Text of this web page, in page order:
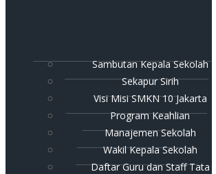
Sambutan Kepala Sekolah
Sekapur Sirih
Visi Misi SMKN 10 Jakarta
Program Keahlian
Manajemen Sekolah
Wakil Kepala Sekolah
Daftar Guru dan Staff Tata